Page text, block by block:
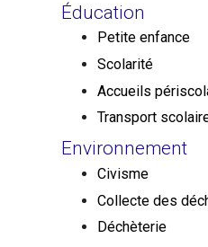
Éducation
Petite enfance
Scolarité
Accueils
Transport
Environnement
Civisme
Collecte des
Déchèterie